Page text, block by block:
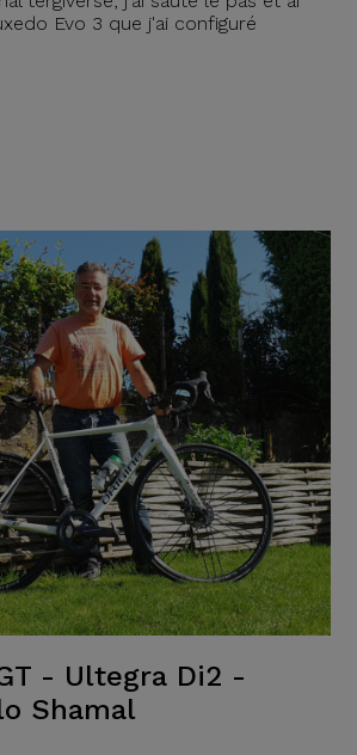
Evo 3 que j'ai configuré
- Ultegra Di2 -
Shamal